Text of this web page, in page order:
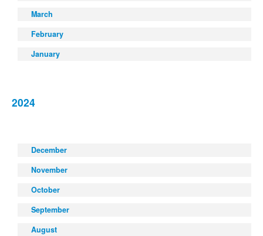
March
February
January
2024
December
November
October
September
August